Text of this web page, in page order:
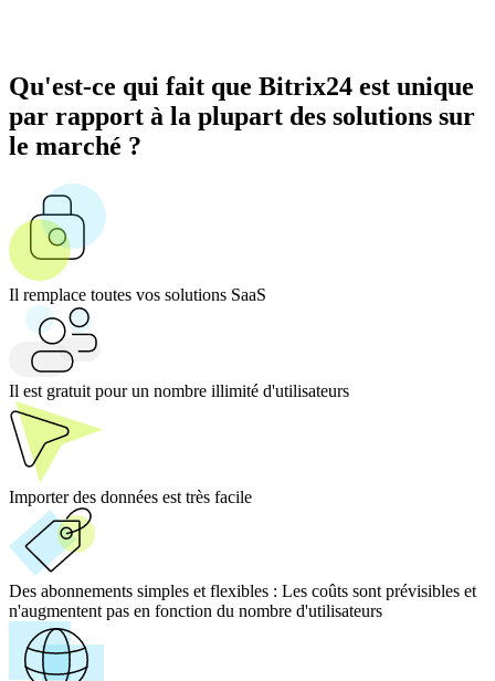
Qu'est-ce qui fait que Bitrix24 est unique
par rapport à la plupart des solutions sur
le marché ?
Il remplace toutes vos solutions SaaS
Il est gratuit pour un nombre illimité d'utilisateurs
Importer des données est très facile
Des abonnements simples et flexibles : Les coûts sont prévisibles et
n'augmentent pas en fonction du nombre d'utilisateurs